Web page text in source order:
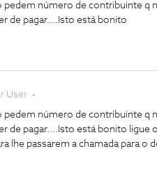
pedem número de contribuinte q
de pagar....Isto está bonito
User
pedem número de contribuinte q
de pagar....Isto está bonito ligue
lhe passarem a chamada para